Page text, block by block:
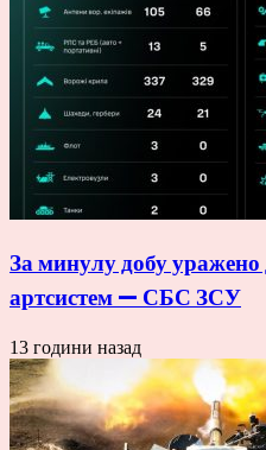
За минулу добу уражено
артсистем — СБС ЗСУ
13 години назад